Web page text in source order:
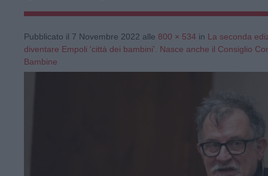
Pubblicato il 7 Novembre 2022 alle 800 × 534 in La seconda
diventare Empoli 'città dei bambini'. Nasce anche il Consiglio
Bambine